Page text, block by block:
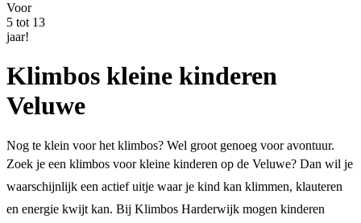
Voor
5 tot 13
jaar!
Klimbos kleine kinderen
Veluwe
Nog te klein voor het klimbos? Wel groot genoeg voor avontuur.
Zoek je een klimbos voor kleine kinderen op de Veluwe? Dan wil je
waarschijnlijk een actief uitje waar je kind kan klimmen, klauteren
en energie kwijt kan. Bij Klimbos Harderwijk mogen kinderen